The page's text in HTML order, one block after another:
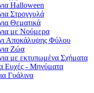
Halloween
Στρογγυλά
Θεματικά
με Νούμερα
Αποκάλυψης Φύλου
Ζώα
με εκτυπωμένα Σχήματα
Ευχές - Μηνύματα
Γυάλινα